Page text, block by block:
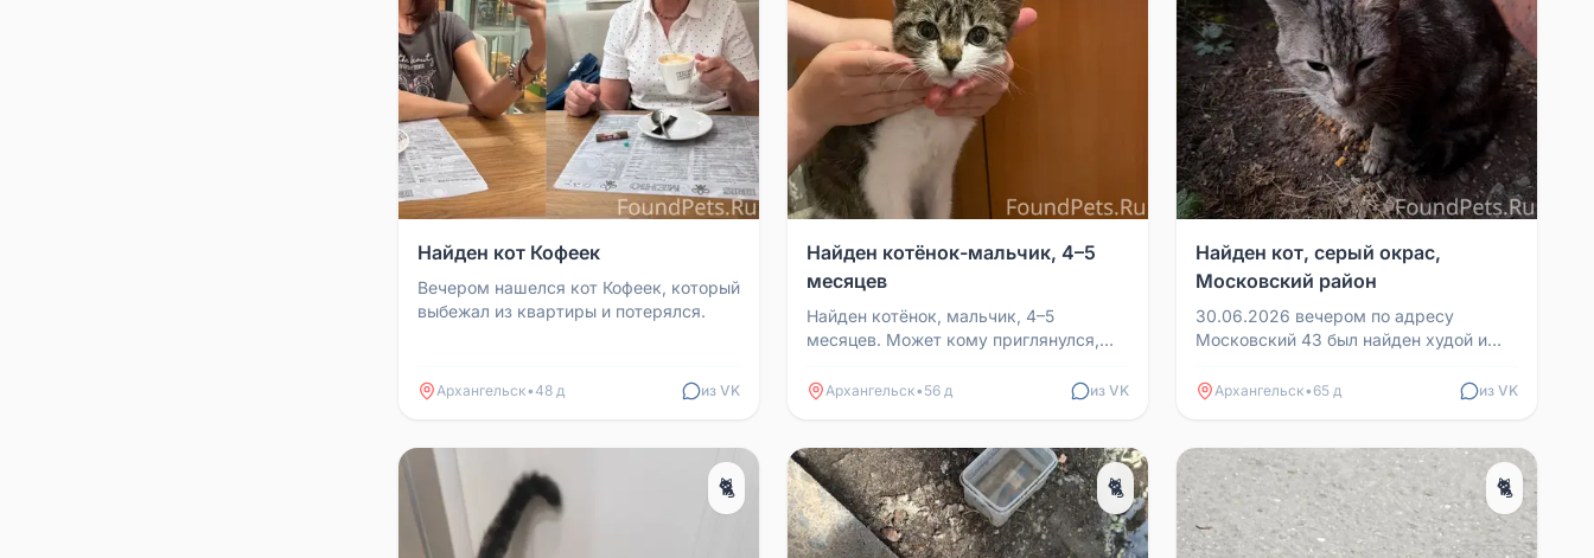
Найден кот Кофеек
Вечером нашелся кот Кофеек, который
выбежал из квартиры и потерялся.
Архангельск•48 д из VK
Найден котёнок-мальчик, 4–5
месяцев
Найден котёнок, мальчик, 4–5
месяцев. Может кому приглянулся,
Архангельск• 56 д из VK
Найден кот, серый окрас,
Московский район
30.06.2026 вечером по адресу
Московский 43 был найден худой и
правила проживания д...
Архангельск•65 д из VK
🐈 🐈 🐈